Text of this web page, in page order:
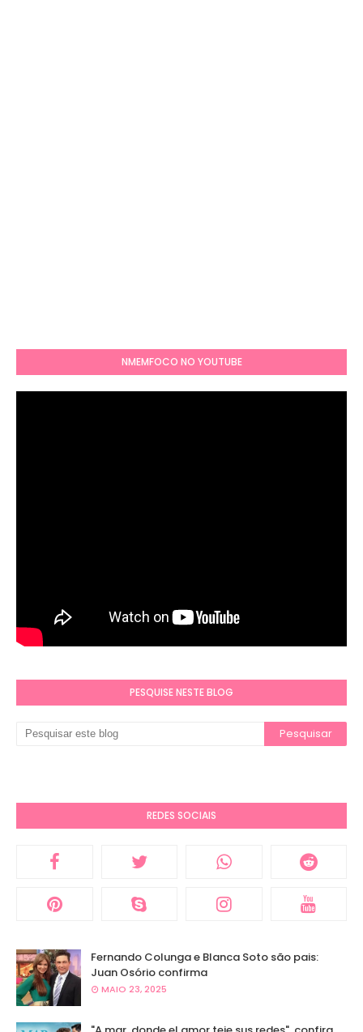
NMEMFOCO NO YOUTUBE
PESQUISE NESTE BLOG
REDES SOCIAIS
Fernando Colunga e Blanca Soto são pais:
Juan Osório confirma
MAIO 23, 2025